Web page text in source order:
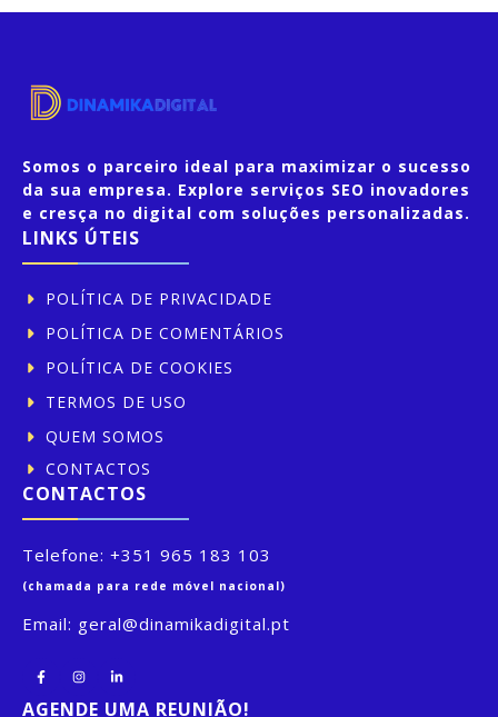
Somos o parceiro ideal para maximizar o sucesso
da sua empresa. Explore serviços SEO inovadores
e cresça no digital com soluções personalizadas.
LINKS ÚTEIS
POLÍTICA DE PRIVACIDADE
POLÍTICA DE COMENTÁRIOS
POLÍTICA DE COOKIES
TERMOS DE USO
QUEM SOMOS
CONTACTOS
CONTACTOS
Telefone: +351 965 183 103
(chamada para rede móvel nacional)
Email: geral@dinamikadigital.pt
AGENDE UMA REUNIÃO!